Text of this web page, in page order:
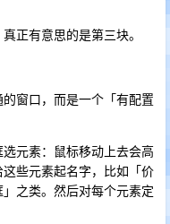
正有意思的是第三块。
窗口，而是一个「有配置
元素：鼠标移动上去会高
些元素起名字，比如「价
之类。然后对每个元素定